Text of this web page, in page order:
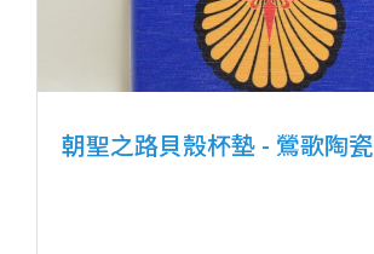
朝聖之路貝殼杯墊 - 鶯歌陶瓷